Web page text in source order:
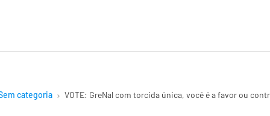
categoria VOTE: GreNal com torcida única, você é a favor ou